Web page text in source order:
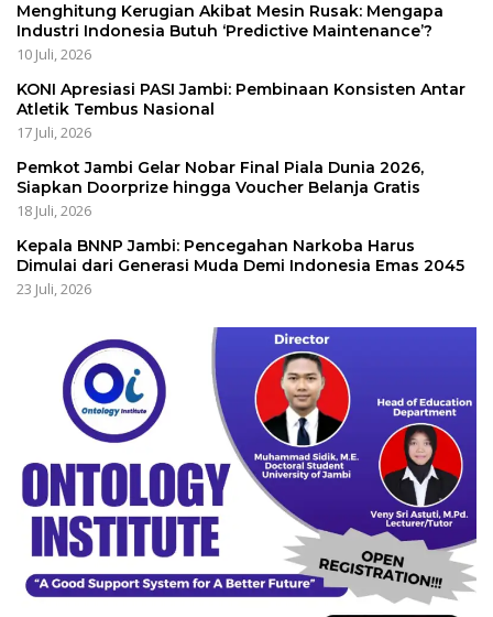
Menghitung Kerugian Akibat Mesin Rusak: Mengapa
Industri Indonesia Butuh ‘Predictive Maintenance’?
10 Juli, 2026
KONI Apresiasi PASI Jambi: Pembinaan Konsisten Antar
Atletik Tembus Nasional
17 Juli, 2026
Pemkot Jambi Gelar Nobar Final Piala Dunia 2026,
Siapkan Doorprize hingga Voucher Belanja Gratis
18 Juli, 2026
Kepala BNNP Jambi: Pencegahan Narkoba Harus
Dimulai dari Generasi Muda Demi Indonesia Emas 2045
23 Juli, 2026